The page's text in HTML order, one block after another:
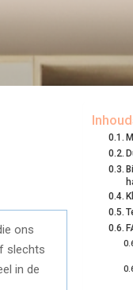
ons
slechts
in de